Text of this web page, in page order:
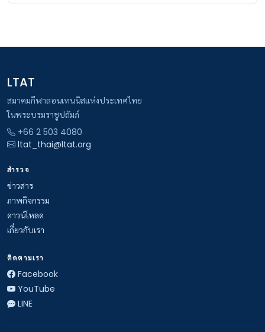
LTAT
สมาคมกีฬาลอนเทนนิสแห่งประเทศไทย
ในพระบรมราชูปถัมภ์
+66 2 503 4080
ltat_thai@ltat.org
สำรวจ
ข่าวสาร
ภาพกิจกรรม
ดาวน์โหลด
เกี่ยวกับเรา
ติดตามเรา
Facebook
YouTube
LINE